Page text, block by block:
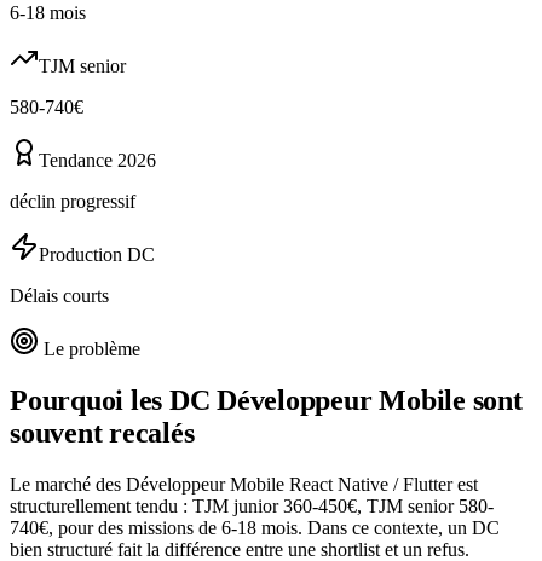
6-18 mois
TJM senior
580-740€
Tendance 2026
déclin progressif
Production DC
Délais courts
Le problème
Pourquoi les DCDéveloppeur Mobile sont
souvent recalés
Le marché des Développeur Mobile React Native / Flutter est
structurellement tendu : TJM junior 360-450€, TJM senior 580-
740€, pour des missions de 6-18 mois. Dans ce contexte, un DC
bien structuré fait la différence entre une shortlist et un refus.